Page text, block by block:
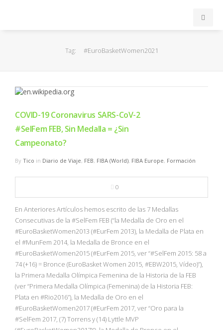
EuroLeague
FIBA
OTROS
NBA
MULTIMEDIA
Tag: #EuroBasketWomen2021
COVID-19 Coronavirus SARS-CoV-2
#SelFem FEB, Sin Medalla = ¿Sin
Campeonato?
By Tico in Diario de Viaje, FEB, FIBA (World), FIBA Europe, Formación
0
En Anteriores Artículos hemos escrito de las 7 Medallas
Consecutivas de la #SelFem FEB (“la Medalla de Oro en el
#EuroBasketWomen2013 (#EurFem 2013), la Medalla de Plata en
el #MunFem 2014, la Medalla de Bronce en el
#EuroBasketWomen2015 (#EurFem 2015, ver “#SelFem 2015: 58 a
74 (+16) = Bronce (EuroBasket Women 2015, #EBW2015, Vídeo)”),
la Primera Medalla Olímpica Femenina de la Historia de la FEB
(ver “Primera Medalla Olímpica (Femenina) de la Historia FEB:
Plata en #Rio2016”), la Medalla de Oro en el
#EuroBasketWomen2017 (#EurFem 2017, ver “Oro para la
#SelFem 2017, (7) Torrens y (14) Lyttle MVP